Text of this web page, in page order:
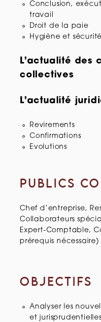
Conclusion,
travail
Droit de la paie
Hygiène et
L’actualité des
collectives
L’actualité
Revirements
Confirmations
Evolutions
PUBLICS
Chef d’entreprise,
Collaborateurs
Expert-Comptable,
prérequis nécessaire)
OBJECTIFS
Analyser les
et